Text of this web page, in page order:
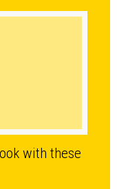
with these